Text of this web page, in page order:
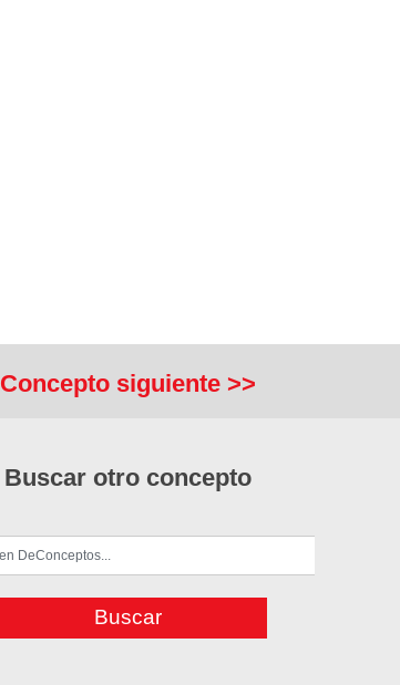
Concepto siguiente >>
Buscar otro concepto